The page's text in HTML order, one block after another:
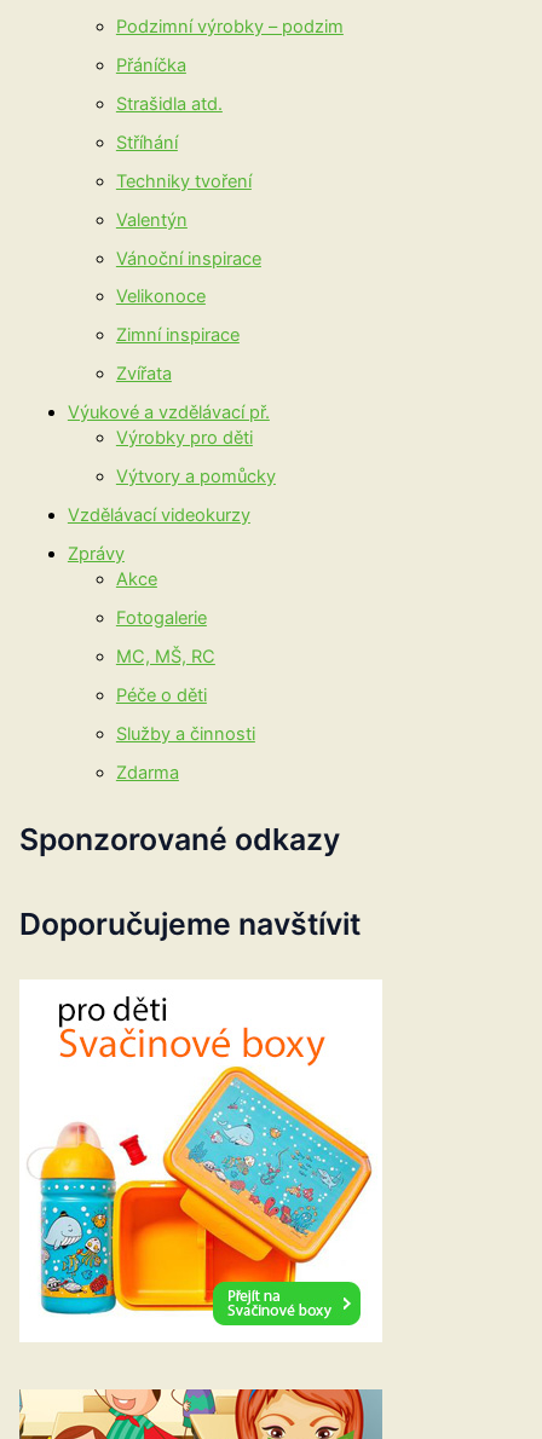
Podzimní výrobky – podzim
Přáníčka
Strašidla atd.
Stříhání
Techniky tvoření
Valentýn
Vánoční inspirace
Velikonoce
Zimní inspirace
Zvířata
Výukové a vzdělávací př.
Výrobky pro děti
Výtvory a pomůcky
Vzdělávací videokurzy
Zprávy
Akce
Fotogalerie
MC, MŠ, RC
Péče o děti
Služby a činnosti
Zdarma
Sponzorované odkazy
Doporučujeme navštívit